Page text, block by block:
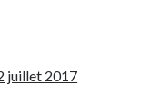
juillet 2017